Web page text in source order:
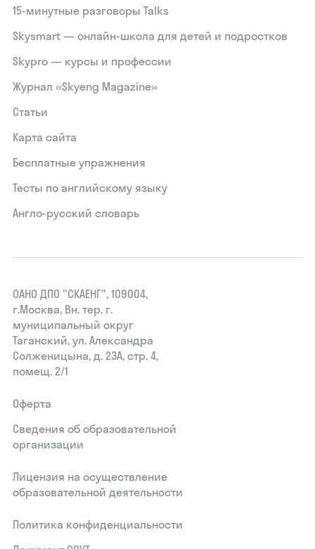
15‑минутные разговоры Talks
Skysmart — онлайн-школа для детей и подростков
Skypro — курсы и профессии
Журнал «Skyeng Magazine»
Статьи
Карта сайта
Бесплатные упражнения
Тесты по английскому языку
Англо-русский словарь
ОАНО ДПО "СКАЕНГ", 109004,
г.Москва, Вн. тер. г.
муниципальный округ
Таганский, ул. Александра
Солженицына, д. 23А, стр. 4,
помещ. 2/1
Оферта
Сведения об образовательной
организации
Лицензия на осуществление
образовательной деятельности
Политика конфиденциальности